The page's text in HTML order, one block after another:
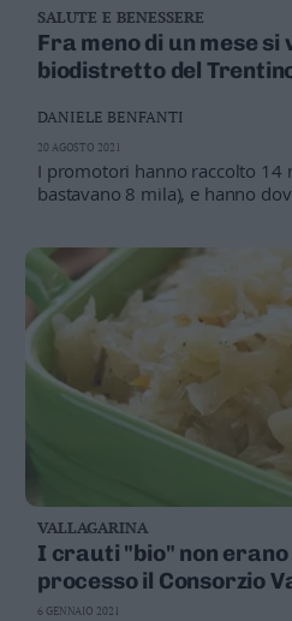
Business
Wire
Territori
Trento
Rovereto
Pergine
Riva
Arco
Basso
Sarca
–
Ledro
dei
Laghi
Valsugana
Primiero
SALUTE E BENESSERE
Fra meno di un mese si
biodistretto del
I promotori hanno raccolto 14
bastavano 8 mila), e hanno
DANIELE BENFANTI
20 AGOSTO 2021
VALLAGARINA
I crauti "bio" non
processo il Consorzio
6 GENNAIO 2021